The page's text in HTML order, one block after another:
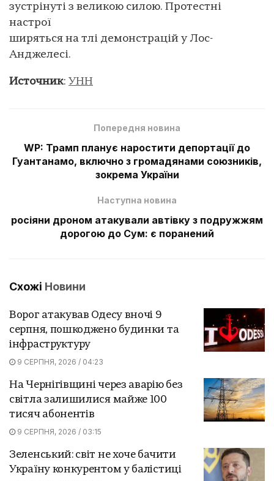
зустрінуті з великою силою. Протестні
настрої
ширяться на тлі демонстрацій у Лос-
Анджелесі.
Источник: УНН
Попередня новина
WP: Трамп планує наростити депортації до
Гуантанамо, включно з громадянами союзників,
зокрема України
Наступна новина
росіяни дроном атакували автівку з подружжям
дорогою до Сум: є поранений
Схожі Новини
Ворог атакував Одесу вночі 9
серпня, пошкоджено будинки та
інфраструктуру
9 СЕРПНЯ, 2026 / 04:23
На Чернігівщині через аварію без
світла залишилися майже 100
тисяч абонентів
9 СЕРПНЯ, 2026 / 03:15
Зеленський: світ не хоче бачити
Україну конкурентом у балістиці